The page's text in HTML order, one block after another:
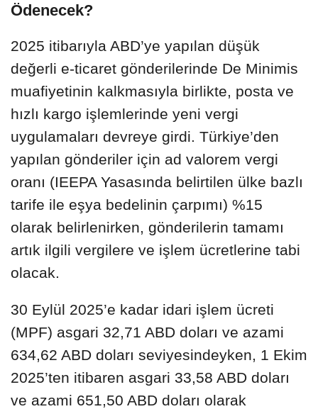
Ödenecek?
2025 itibarıyla ABD’ye yapılan düşük
değerli e-ticaret gönderilerinde De Minimis
muafiyetinin kalkmasıyla birlikte, posta ve
hızlı kargo işlemlerinde yeni vergi
uygulamaları devreye girdi. Türkiye’den
yapılan gönderiler için ad valorem vergi
oranı (IEEPA Yasasında belirtilen ülke bazlı
tarife ile eşya bedelinin çarpımı) %15
olarak belirlenirken, gönderilerin tamamı
artık ilgili vergilere ve işlem ücretlerine tabi
olacak.
30 Eylül 2025’e kadar idari işlem ücreti
(MPF) asgari 32,71 ABD doları ve azami
634,62 ABD doları seviyesindeyken, 1 Ekim
2025’ten itibaren asgari 33,58 ABD doları
ve azami 651,50 ABD doları olarak